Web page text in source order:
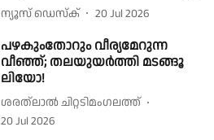
ന്യൂസ് ഡെസ്ക് 20 Jul 2026
പഴകുംതോറും വീര്യമേറുന്ന
വീഞ്ഞ്; തലയുയർത്തി മടങ്ങൂ
ലിയോ!
ശരത്‌ലാൽ ചിറ്റടിമംഗലത്ത്
20 Jul 2026